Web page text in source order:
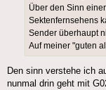
Über den Sinn
Sektenfernsehens
Sender überhaupt
Auf meiner "guten
Den sinn verstehe ich
nunmal drin geht mit